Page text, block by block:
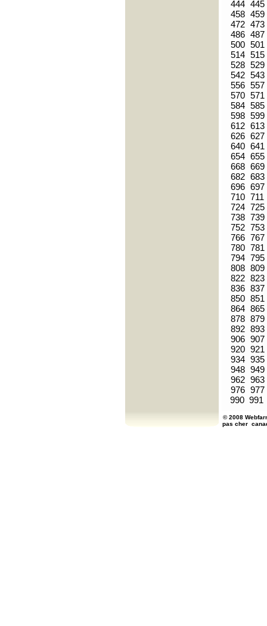
444 445
458 459
472 473
486 487
500 501
514 515
528 529
542 543
556 557
570 571
584 585
598 599
612 613
626 627
640 641
654 655
668 669
682 683
696 697
710 711
724 725
738 739
752 753
766 767
780 781
794 795
808 809
822 823
836 837
850 851
864 865
878 879
892 893
906 907
920 921
934 935
948 949
962 963
976 977
990 991
© 2008
pas cher